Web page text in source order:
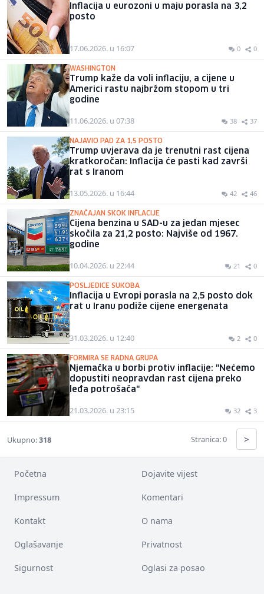
Inflacija u eurozoni u maju porasla na 3,2
posto
17.06.2026. u 16:07 0 0
WASHINGTON
Trump kaže da voli inflaciju, a cijene u
Americi rastu najbržom stopom u tri
godine
11.06.2026. u 07:38 38 37
NAJAVIO PAD ZA 1,5 POSTO
Trump uvjerava da je trenutni rast cijena
kratkoročan: Inflacija će pasti kad završi
rat s Iranom
13.05.2026. u 16:44 42 46
ZNAČAJAN SKOK INFLACIJE
Cijena benzina u SAD-u za jedan mjesec
skočila za 21,2 posto: Najviše od 1967.
godine
10.04.2026. u 22:44 21 0
POSLJEDICE SUKOBA
Inflacija u Evropi porasla na 2,5 posto dok
rat u Iranu podiže cijene energenata
31.03.2026. u 12:40 2 0
FORMIRA SE RADNA GRUPA
Njemačka u borbi protiv inflacije: "Nećemo
dopustiti neopravdan rast cijena preko
leđa potrošača"
21.03.2026. u 23:15 32 3
Ukupno:318 Stranica: 0 >
Početna Dojavite vijest
Impressum Komentari
Kontakt O nama
Oglašavanje Privatnost
Sigurnost Oglasi za posao